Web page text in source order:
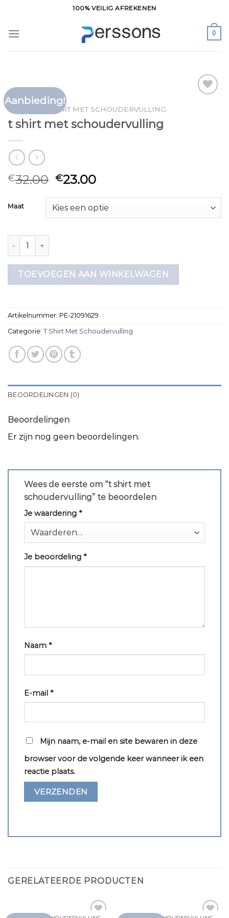
inhoud
100% VEILIG AFREKENEN
0
Aanbieding!
HOME T SHIRT MET SCHOUDERVULLING
t shirt met schoudervulling
€32.00 €23.00
Maat
t shirt met schoudervulling aantal
TOEVOEGEN AAN WINKELWAGEN
Artikelnummer: PE-21091629
Categorie: T Shirt Met Schoudervulling
BEOORDELINGEN (0)
Beoordelingen
Er zijn nog geen beoordelingen.
Wees de eerste om “t shirt met
schoudervulling” te beoordelen
Je waardering *
Je beoordeling *
Naam *
E-mail *
Mijn naam, e-mail en site bewaren in deze
browser voor de volgende keer wanneer ik een
reactie plaats.
GERELATEERDE PRODUCTEN